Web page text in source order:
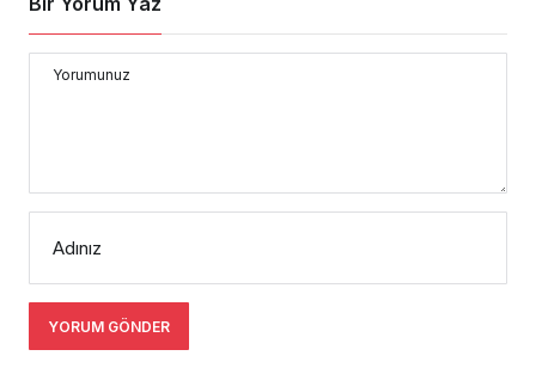
Yorumunuz
Adınız
YORUM GÖNDER